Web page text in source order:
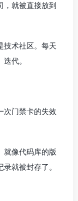
，就被直接放到
技术社区。每天
代。
次门禁卡的失效
就像代码库的版
就被封存了。